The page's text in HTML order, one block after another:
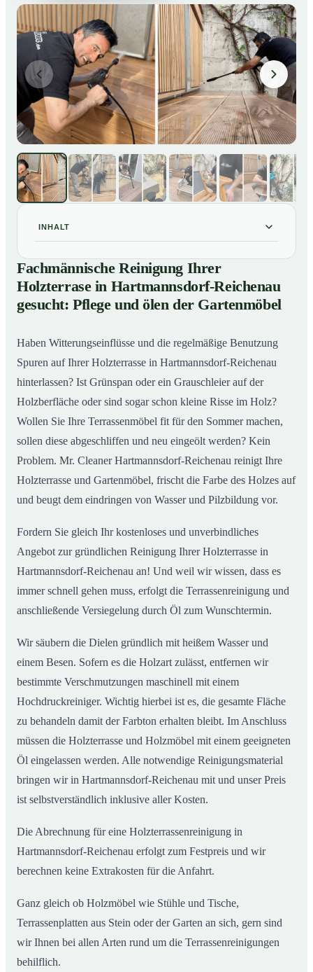
INHALT
01 Fachmännische Reinigung Ihrer Holzterrase in
Hartmannsdorf-Reichenau gesucht: Pflege und ölen
der Gartenmöbel
02So reinigen unsere Profis Holzterrassen in
Fachmännische Reinigung Ihrer
Holzterrase in Hartmannsdorf-Reichenau
gesucht: Pflege und ölen der Gartenmöbel
Haben Witterungseinflüsse und die regelmäßige Benutzung
Spuren auf Ihrer Holzterrasse in Hartmannsdorf-Reichenau
hinterlassen? Ist Grünspan oder ein Grauschleier auf der
Holzberfläche oder sind sogar schon kleine Risse im Holz?
Wollen Sie Ihre Terrassenmöbel fit für den Sommer machen,
sollen diese abgeschliffen und neu eingeölt werden? Kein
Problem. Mr. Cleaner Hartmannsdorf-Reichenau reinigt Ihre
Holzterrasse und Gartenmöbel, frischt die Farbe des Holzes auf
und beugt dem eindringen von Wasser und Pilzbildung vor.
Fordern Sie gleich Ihr kostenloses und unverbindliches
Angebot zur gründlichen Reinigung Ihrer Holzterrasse in
Hartmannsdorf-Reichenau an! Und weil wir wissen, dass es
immer schnell gehen muss, erfolgt die Terrassenreinigung und
anschließende Versiegelung durch Öl zum Wunschtermin.
Wir säubern die Dielen gründlich mit heißem Wasser und
einem Besen. Sofern es die Holzart zulässt, entfernen wir
bestimmte Verschmutzungen maschinell mit einem
Hochdruckreiniger. Wichtig hierbei ist es, die gesamte Fläche
zu behandeln damit der Farbton erhalten bleibt. Im Anschluss
müssen die Holzterrasse und Holzmöbel mit einem geeigneten
Öl eingelassen werden. Alle notwendige Reinigungsmaterial
bringen wir in Hartmannsdorf-Reichenau mit und unser Preis
ist selbstverständlich inklusive aller Kosten.
Die Abrechnung für eine Holzterrassenreinigung in
Hartmannsdorf-Reichenau erfolgt zum Festpreis und wir
berechnen keine Extrakosten für die Anfahrt.
Ganz gleich ob Holzmöbel wie Stühle und Tische,
Terrassenplatten aus Stein oder der Garten an sich, gern sind
wir Ihnen bei allen Arten rund um die Terrassenreinigungen
behilflich.